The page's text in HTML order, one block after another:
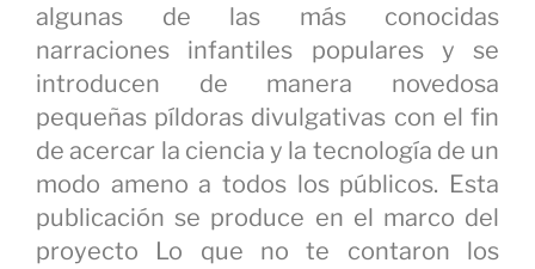
algunas de las más conocidas
narraciones infantiles populares y se
introducen de manera novedosa
pequeñas píldoras divulgativas con el fin
de acercar la ciencia y la tecnología de un
modo ameno a todos los públicos. Esta
publicación se produce en el marco del
proyecto Lo que no te contaron los